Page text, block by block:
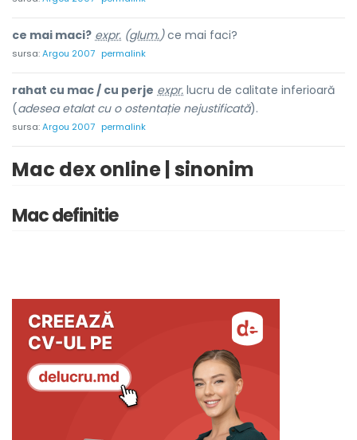
ce mai maci? expr. (glum.)ce mai faci?
sursa:Argou 2007 permalink
rahat cu mac / cu perje expr. lucru de calitate inferioară
(adesea etalat cu o ostentație nejustificată).
sursa:Argou 2007 permalink
Mac dex online | sinonim
Mac definitie